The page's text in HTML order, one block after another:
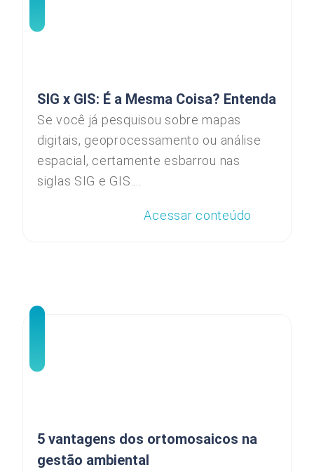
SIG x GIS: É a Mesma Coisa? Entenda
Se você já pesquisou sobre mapas
digitais, geoprocessamento ou análise
espacial, certamente esbarrou nas
siglas SIG e GIS....
Acessar conteúdo
5 vantagens dos ortomosaicos na
gestão ambiental